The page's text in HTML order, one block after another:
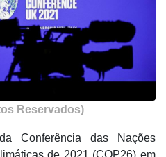
Reservados)
Conferência das Nações
de 2021 (COP26) em